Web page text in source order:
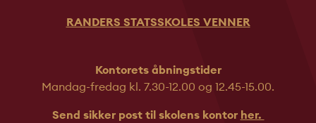
RANDERS STATSSKOLES VENNER
Kontorets åbningstider
Mandag-fredag kl. 7.30-12.00 og 12.45-15.00.
Send sikker post til skolens kontor her.